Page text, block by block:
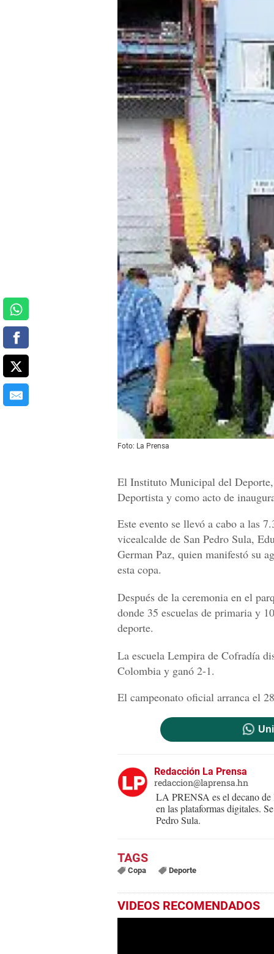
Foto: La Prensa
El Instituto Municipal del
Deportista y como acto de
Este evento se llevó a cabo a las
vicealcalde de San Pedro Sula,
German Paz, quien manifestó su
esta copa.
Después de la ceremonia en el
donde 35 escuelas de primaria y
deporte.
La escuela Lempira de Cofradía
Colombia y ganó 2-1.
El campeonato oficial arranca el
Redacción La Prensa
redaccion@laprensa.hn
LA PRENSA es el decano de
en las plataformas digitales.
Pedro Sula.
Copa Deporte
VIDEOS RECOMENDADOS